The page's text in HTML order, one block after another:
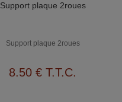
Support plaque 2roues
Support plaque 2roues
8.50 € T.T.C.